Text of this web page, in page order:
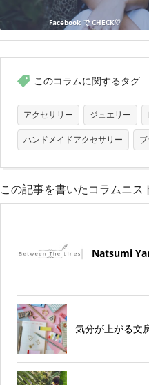
Facebook で CHECK♡
このコラムに関するタグ
アクセサリー ジュエリー
ハンドメイドアクセサリー
この記事を書いたコラムニス
Natsumi
気分が上がる文